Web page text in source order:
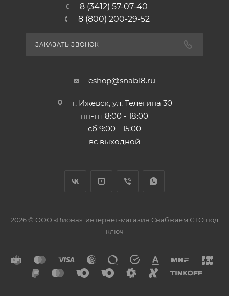
8 (3412) 57-07-40
8 (800) 200-29-52
ЗАКАЗАТЬ ЗВОНОК
eshop@snab18.ru
г. Ижевск, ул. Телегина 30
пн-пт 8:00 - 18:00
сб 9:00 - 15:00
вс выходной
2026 © ООО «Виона»: интернет-магазин Снабжаем СТО под
ключ